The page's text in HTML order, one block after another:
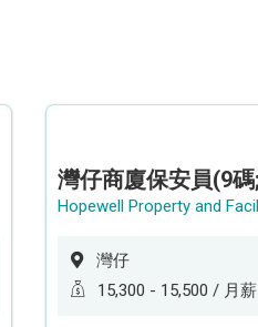
灣仔
15,300 - 15,500 / 月薪